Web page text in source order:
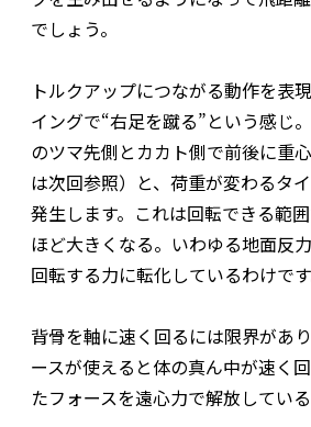
でしょう。
トルクアップにつながる動作を表
イングで“右足を蹴る”という感じ
のツマ先側とカカト側で前後に重
は次回参照）と、荷重が変わるタ
発生します。これは回転できる範
ほど大きくなる。いわゆる地面反
回転する力に転化しているわけです
背骨を軸に速く回るには限界があ
ースが使えると体の真ん中が速く
たフォースを遠心力で解放している